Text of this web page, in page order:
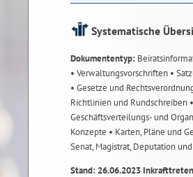
Systematische
Dokumententyp:
• Verwaltungsvorschriften •
• Gesetze und
Richtlinien und Rundschreiben
Geschäftsverteilungs- und
Konzepte • Karten, Pläne und
Senat, Magistrat, Deputation
Stand: 26.06.2023